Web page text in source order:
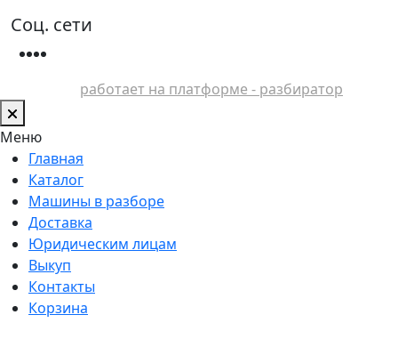
Соц. сети
работает на платформе - разбиратор
Меню
Главная
Каталог
Машины в разборе
Доставка
Юридическим лицам
Выкуп
Контакты
Корзина